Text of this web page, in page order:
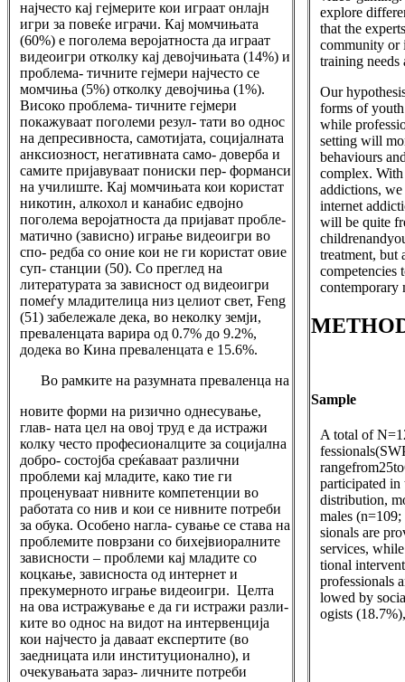
најчесто кај гејмерите кои играат онлајн
игри за повеќе играчи. Кај момчињата
(60%) е поголема веројатноста да играат
видеоигри отколку кај девојчињата (14%) и
проблема- тичните гејмери најчесто се
момчиња (5%) отколку девојчиња (1%).
Високо проблема- тичните гејмери
покажуваат поголеми резул- тати во однос
на депресивноста, самотијата, социјалната
анксиозност, негативната само- доверба и
самите пријавуваат пониски пер- форманси
на училиште. Кај момчињата кои користат
никотин, алкохол и канабис едвојно
поголема веројатноста да пријават пробле-
матично (зависно) играње видеоигри во
спо- редба со оние кои не ги користат овие
суп- станции (50). Со преглед на
литературата за зависност од видеоигри
помеѓу младителица низ целиот свет, Feng
(51) забележале дека, во неколку земји,
преваленцата варира од 0.7% до 9.2%,
додека во Кина преваленцата е 15.6%.
Во рамките на разумната преваленца на
новите форми на ризично однесување,
глав- ната цел на овој труд е да истражи
колку често професионалците за социјална
добро- состојба среќаваат различни
проблеми кај младите, како тие ги
проценуваат нивните компетенции во
работата со нив и кои се нивните потреби
за обука. Особено нагла- сување се става на
проблемите поврзани со бихејвиоралните
зависности – проблеми кај младите со
коцкање, зависноста од интернет и
прекумерното играње видеоигри. Целта
на ова истражување е да ги истражи разли-
ките во однос на видот на интервенција
кои најчесто ја даваат експертите (во
заедницата или институционално), и
очекувањата зараз- личните потреби
explore
that the
community or
training needs
Our
forms of
while
setting will
behaviours
complex.
addictions,
internet
will be quite
treatment, but
competencies
contemporary
Sample
A total of
participated in
distribution,
males
sionals are
services,
tional
professionals
lowed by
ogists